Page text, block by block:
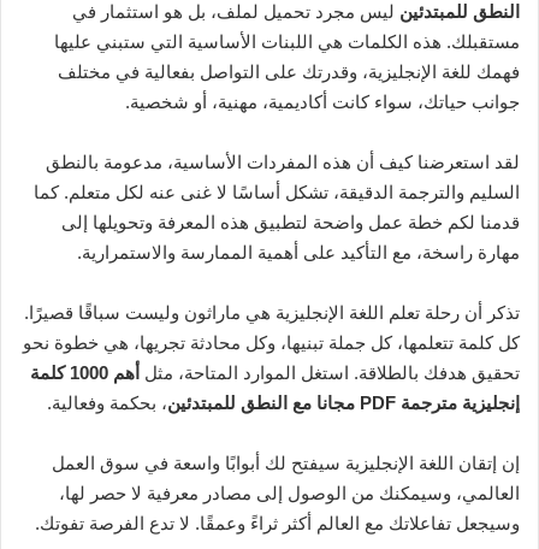
النطق للمبتدئين ليس مجرد تحميل لملف، بل هو استثمار في
مستقبلك. هذه الكلمات هي اللبنات الأساسية التي ستبني عليها
فهمك للغة الإنجليزية، وقدرتك على التواصل بفعالية في مختلف
جوانب حياتك، سواء كانت أكاديمية، مهنية، أو شخصية.
لقد استعرضنا كيف أن هذه المفردات الأساسية، مدعومة بالنطق
السليم والترجمة الدقيقة، تشكل أساسًا لا غنى عنه لكل متعلم. كما
قدمنا لكم خطة عمل واضحة لتطبيق هذه المعرفة وتحويلها إلى
مهارة راسخة، مع التأكيد على أهمية الممارسة والاستمرارية.
تذكر أن رحلة تعلم اللغة الإنجليزية هي ماراثون وليست سباقًا قصيرًا.
كل كلمة تتعلمها، كل جملة تبنيها، وكل محادثة تجريها، هي خطوة نحو
تحقيق هدفك بالطلاقة. استغل الموارد المتاحة، مثل
أهم 1000 كلمة
إنجليزية مترجمة PDF مجانا مع النطق للمبتدئين
، بحكمة وفعالية.
إن إتقان اللغة الإنجليزية سيفتح لك أبوابًا واسعة في سوق العمل
العالمي، وسيمكنك من الوصول إلى مصادر معرفية لا حصر لها،
وسيجعل تفاعلاتك مع العالم أكثر ثراءً وعمقًا. لا تدع الفرصة تفوتك.